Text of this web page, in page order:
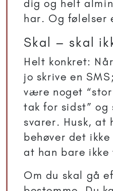
dig og helt
har. Og følelser
Skal – skal
Helt konkret:
jo skrive en
være noget
tak for sidst” og
svarer. Husk, at
behøver det
at han bare
Om du skal gå